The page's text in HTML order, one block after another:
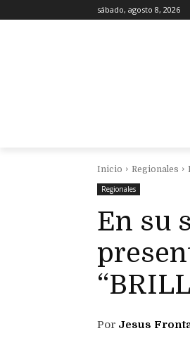
sábado, agosto 8, 2026
Inicio Regionales
Regionales
En su
Por Jesus